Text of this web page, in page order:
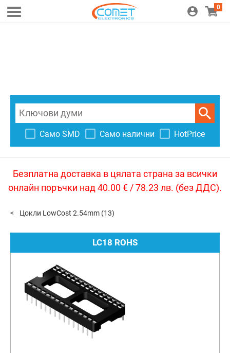
0
Само SMD Само налични HotPrice
Безплатна доставка в цялата страна за всички
онлайн поръчки над 40.00 € / 78.23 лв. (без ДДС).
Цокли LowCost 2.54mm (13)
LC18 ROHS